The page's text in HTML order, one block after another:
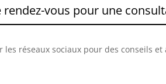
rendez-vous pour une
les réseaux sociaux pour des conseils